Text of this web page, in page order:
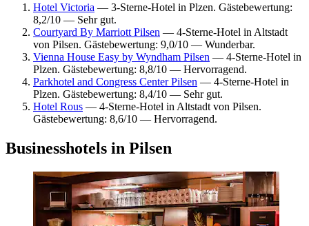
Hotel Victoria — 3-Sterne-Hotel in Plzen. Gästebewertung:
8,2/10 — Sehr gut.
Courtyard By Marriott Pilsen — 4-Sterne-Hotel in Altstadt
von Pilsen. Gästebewertung: 9,0/10 — Wunderbar.
Vienna House Easy by Wyndham Pilsen — 4-Sterne-Hotel in
Plzen. Gästebewertung: 8,8/10 — Hervorragend.
Parkhotel and Congress Center Pilsen — 4-Sterne-Hotel in
Plzen. Gästebewertung: 8,4/10 — Sehr gut.
Hotel Rous — 4-Sterne-Hotel in Altstadt von Pilsen.
Gästebewertung: 8,6/10 — Hervorragend.
Businesshotels in Pilsen